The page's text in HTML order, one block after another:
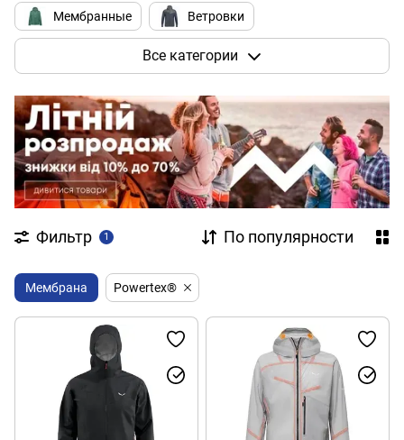
Мембранные Ветровки
Для альпинизма Soft Shell
Все категории
Фильтр 1 По популярности
Мембрана Powertex®